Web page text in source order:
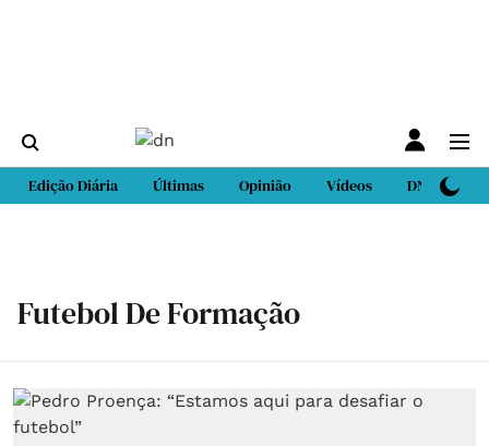
Edição Diária Últimas Opinião Vídeos DN Sport
Futebol De Formação